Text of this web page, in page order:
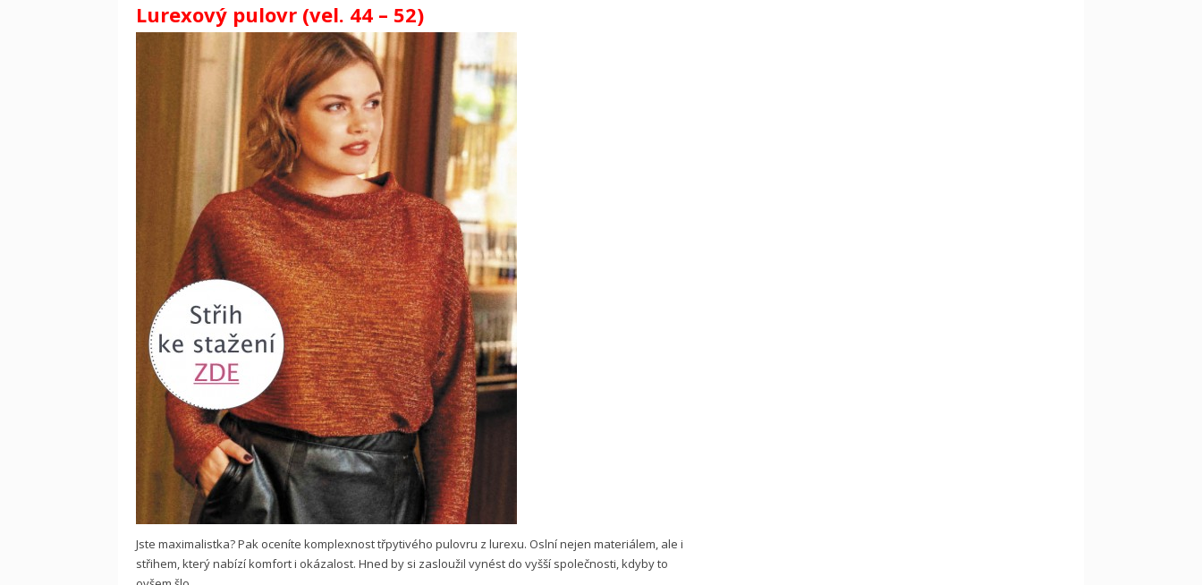
Lurexový pulovr (vel. 44 – 52)
Jste maximalistka? Pak oceníte komplexnost třpytivého pulovru z lurexu. Oslní nejen materiálem, ale i
střihem, který nabízí komfort i okázalost. Hned by si zasloužil vynést do vyšší společnosti, kdyby to